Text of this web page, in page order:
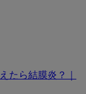
たら結膜炎？｜